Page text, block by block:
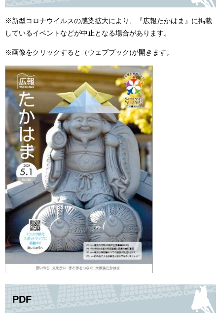
※新型コロナウイルスの感染拡大により、『広報たかはま』に掲載
しているイベントなどが中止となる場合があります。
※画像をクリックすると（ウェブブック)が開きます。
PDF